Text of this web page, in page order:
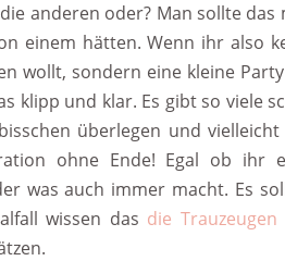
anderen oder? Man sollte
einem hätten. Wenn ihr also
wollt, sondern eine kleine
klipp und klar. Es gibt so viele
überlegen und
ohne Ende! Egal ob ihr
was auch immer macht. Es
wissen das die Trauzeugen